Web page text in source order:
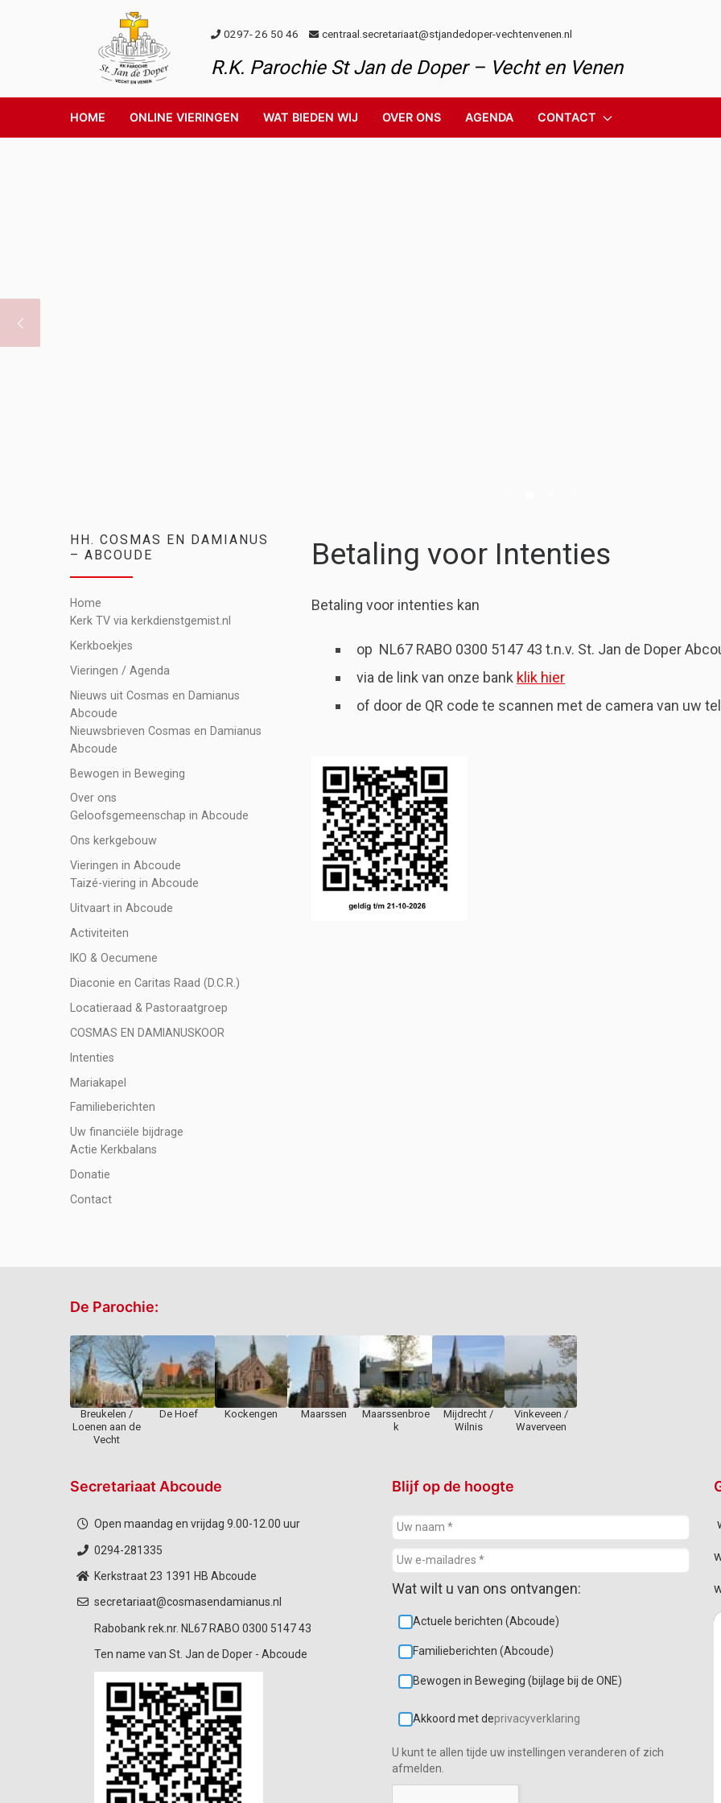
0297- 26 50 46 centraal.secretariaat@stjandedoper-vechtenvenen.nl
R.K. Parochie St Jan de Doper – Vecht en Venen
HOME ONLINE VIERINGEN WAT BIEDEN WIJ OVER ONS AGENDA CONTACT
Betaling voor Intenties
Betaling voor intenties kan
op NL67 RABO 0300 5147 43 t.n.v. St. Jan de Doper
via de link van onze bank klik hier
of door de QR code te scannen met de camera van uw
HH. COSMAS EN DAMIANUS
– ABCOUDE
Home
Kerk TV via kerkdienstgemist.nl
Kerkboekjes
Vieringen / Agenda
Nieuws uit Cosmas en Damianus
Abcoude
Nieuwsbrieven Cosmas en Damianus
Abcoude
Bewogen in Beweging
Over ons
Geloofsgemeenschap in Abcoude
Ons kerkgebouw
Vieringen in Abcoude
Taizé-viering in Abcoude
Uitvaart in Abcoude
Activiteiten
IKO & Oecumene
Diaconie en Caritas Raad (D.C.R.)
Locatieraad & Pastoraatgroep
COSMAS EN DAMIANUSKOOR
Intenties
Mariakapel
Familieberichten
Uw financiële bijdrage
Actie Kerkbalans
Donatie
Contact
De Parochie:
Breukelen /
Loenen aan de
Vecht
De Hoef Kockengen Maarssen
Maarssenbroe
k
Mijdrecht /
Wilnis
Vinkeveen /
Waverveen
Secretariaat Abcoude
Open maandag en vrijdag 9.00-12.00 uur
0294-281335
Kerkstraat 23 1391 HB Abcoude
secretariaat@cosmasendamianus.nl
Rabobank rek.nr. NL67 RABO 0300 5147 43
Ten name van St. Jan de Doper - Abcoude
Blijf op de hoogte
Wat wilt u van ons ontvangen:
Actuele berichten (Abcoude)
Familieberichten (Abcoude)
Bewogen in Beweging (bijlage bij de ONE)
Akkoord met deprivacyverklaring
U kunt te allen tijde uw instellingen veranderen of zich
afmelden.